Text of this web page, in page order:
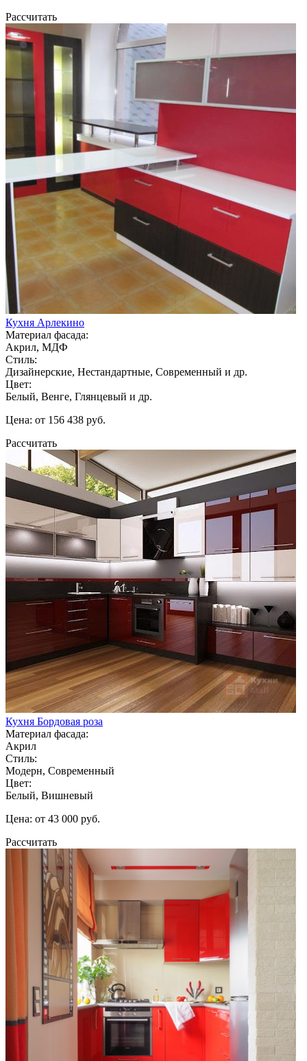
Рассчитать
Кухня Арлекино
Материал фасада:
Акрил, МДФ
Стиль:
Дизайнерские, Нестандартные, Современный и др.
Цвет:
Белый, Венге, Глянцевый и др.
Цена: от 156 438 руб.
Рассчитать
Кухня Бордовая роза
Материал фасада:
Акрил
Стиль:
Модерн, Современный
Цвет:
Белый, Вишневый
Цена: от 43 000 руб.
Рассчитать